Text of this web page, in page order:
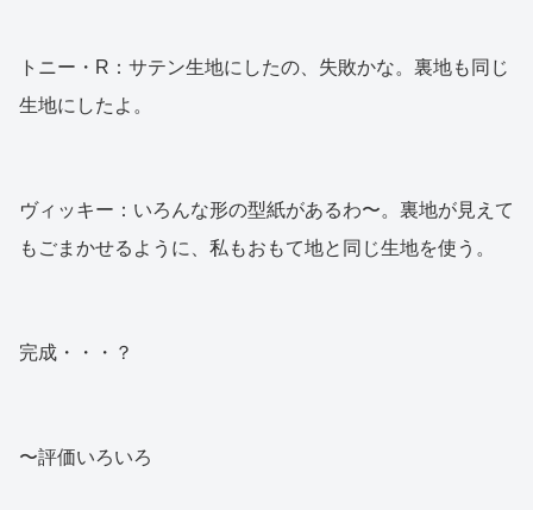
トニー・R：サテン生地にしたの、失敗かな。裏地も同じ
生地にしたよ。
ヴィッキー：いろんな形の型紙があるわ〜。裏地が見えて
もごまかせるように、私もおもて地と同じ生地を使う。
完成・・・？
〜評価いろいろ